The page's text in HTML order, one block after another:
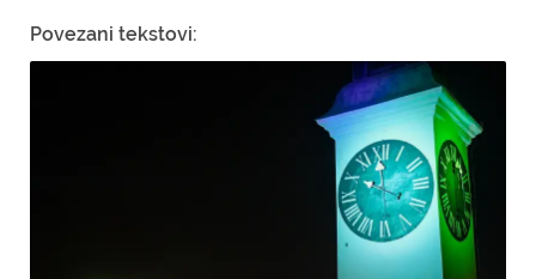
Povezani tekstovi: